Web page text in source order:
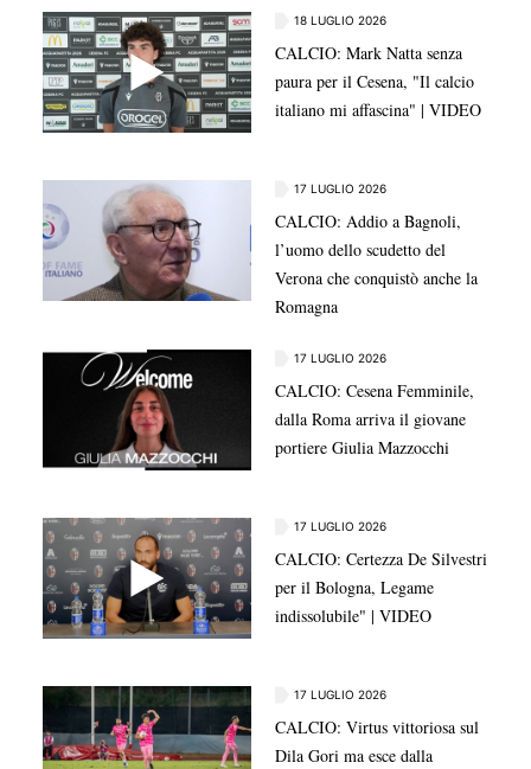
18 LUGLIO 2026
CALCIO: Mark Natta senza
paura per il Cesena, "Il calcio
italiano mi affascina" | VIDEO
17 LUGLIO 2026
CALCIO: Addio a Bagnoli,
l’uomo dello scudetto del
Verona che conquistò anche la
Romagna
17 LUGLIO 2026
CALCIO: Cesena Femminile,
dalla Roma arriva il giovane
portiere Giulia Mazzocchi
17 LUGLIO 2026
CALCIO: Certezza De Silvestri
per il Bologna, Legame
indissolubile" | VIDEO
17 LUGLIO 2026
CALCIO: Virtus vittoriosa sul
Dila Gori ma esce dalla